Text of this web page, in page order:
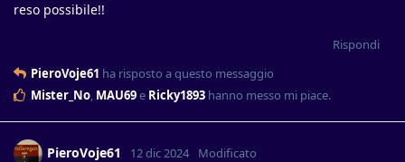
reso possibile!!
Rispondi
PieroVoje61 ha risposto a questo messaggio
Mister_No, MAU69e Ricky1893 hanno messo mi piace.
PieroVoje61 12 dic 2024 Modificato